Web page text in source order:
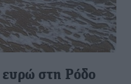
ευρώ στη Ρόδο